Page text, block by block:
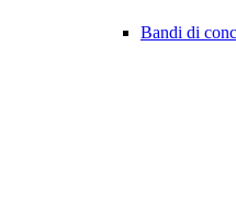
Bandi di